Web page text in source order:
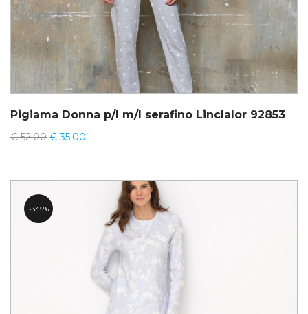
Pigiama Donna p/l m/l serafino Linclalor 92853
€52.00 €35.00
33.5%